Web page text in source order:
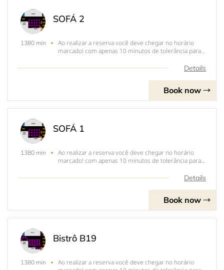
SOFÁ 2
1380 min
Ao realizar a reserva você deve chegar no horário
marcado! com apenas 10 minutos de tolerância para
ás 20:00CONSUMO R$ 100,00
Details
Book now
SOFÁ 1
1380 min
Ao realizar a reserva você deve chegar no horário
marcado! com apenas 10 minutos de tolerância para
ás 20:00CONSUMO R$ 100,00
Details
Book now
Bistrô B19
1380 min
Ao realizar a reserva você deve chegar no horário